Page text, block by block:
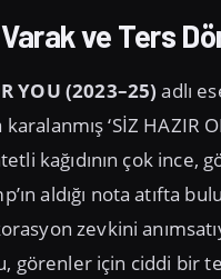
ve Ters
YOU (2023–25) adlı
karalanmış ‘SİZ
kağıdının çok ince,
aldığı nota atıfta
zevkini
görenler için ciddi bir